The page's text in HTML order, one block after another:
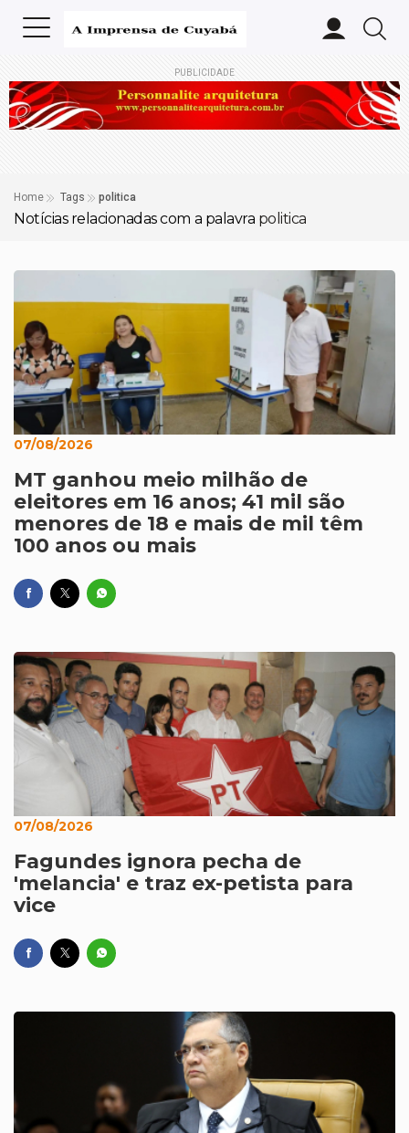
PUBLICIDADE
Home Tags politica
Notícias relacionadas com a palavra politica
07/08/2026
MT ganhou meio milhão de
eleitores em 16 anos; 41 mil são
menores de 18 e mais de mil têm
100 anos ou mais
07/08/2026
Fagundes ignora pecha de
'melancia' e traz ex-petista para
vice